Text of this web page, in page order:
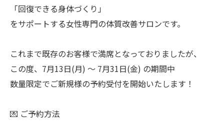
「回復できる身体づくり」
をサポートする女性専門の体質改善サロンです。
これまで既存のお客様で満席となっておりましたが、
この度、7月13日(月) 〜 7月31日(金) の期間中
数量限定でご新規様の予約受付を開始いたします！
💌 ご予約方法